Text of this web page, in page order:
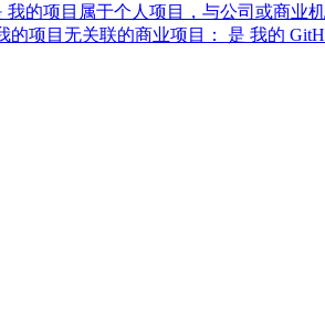
我的项目属于个人项目，与公司或商
的项目无关联的商业项目： 是 我的